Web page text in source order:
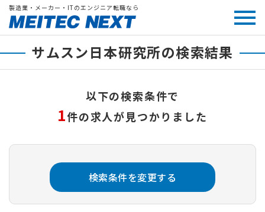
製造業・メーカー・ITのエンジニア転職なら
サムスン日本研究所の検索結果
以下の検索条件で
1件の求人が見つかりました
検索条件を変更する